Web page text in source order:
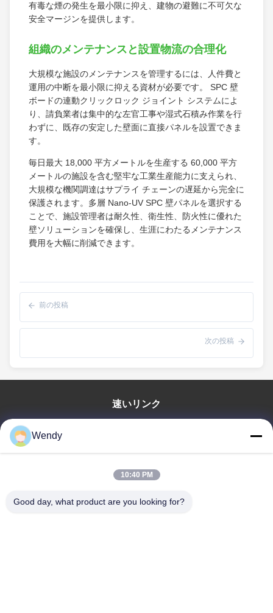
有毒な煙の発生を最小限に抑え、建物の避難に不可欠な
安全マージンを提供します。
組織のメンテナンスと設置物流の合理化
大規模な施設のメンテナンスを管理するには、人件費と
運用の中断を最小限に抑える資材が必要です。 SPC 壁
ボードの連動クリックロック ジョイント システムによ
り、請負業者は集中的な左官工事や湿式石積み作業を行
わずに、既存の安定した壁面に直接パネルを設置できま
す。
毎日最大 18,000 平方メートルを生産する 60,000 平方
メートルの施設を含む堅牢な工業生産能力に支えられ、
大規模な機関調達はサプライ チェーンの遅延から完全に
保護されます。多層 Nano-UV SPC 壁パネルを選択する
ことで、施設管理者は耐久性、衛生性、防火性に優れた
壁ソリューションを確保し、生涯にわたるメンテナンス
費用を大幅に削減できます。
前の投稿
次の投稿
速いリンク
VRショー
Wendy
10:40 PM
Good day, what product are you looking for?